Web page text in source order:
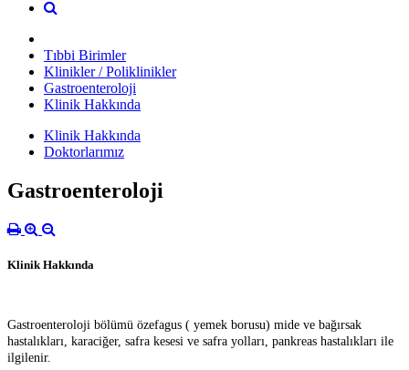
Tıbbi Birimler
Klinikler / Poliklinikler
Gastroenteroloji
Klinik Hakkında
Klinik Hakkında
Doktorlarımız
Gastroenteroloji
Klinik Hakkında
Gastroenteroloji bölümü özefagus ( yemek borusu) mide ve bağırsak
hastalıkları, karaciğer, safra kesesi ve safra yolları, pankreas hastalıkları ile
ilgilenir.